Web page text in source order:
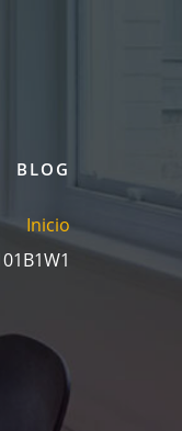
BLOG
Inicio